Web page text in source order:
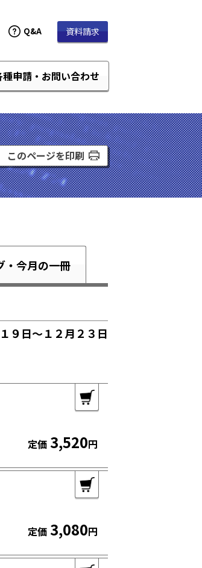
Q&A 資料請求
種申請・お問い合わせ
このページを印刷
今月の一冊
９日～１２月２３日
定価3,520円
定価3,080円